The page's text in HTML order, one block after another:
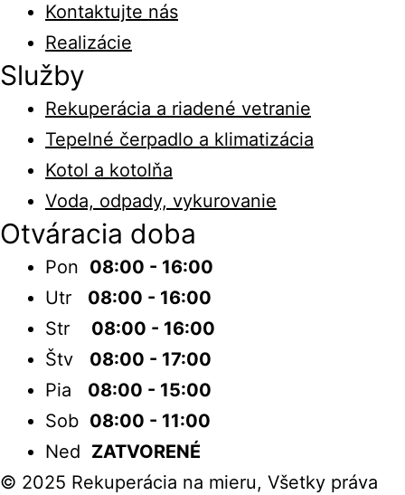
Kontaktujte nás
Realizácie
Služby
Rekuperácia a riadené vetranie
Tepelné čerpadlo a klimatizácia
Kotol a kotolňa
Voda, odpady, vykurovanie
Otváracia doba
Pon 08:00 - 16:00
Utr 08:00 - 16:00
Str 08:00 - 16:00
Štv 08:00 - 17:00
Pia 08:00 - 15:00
Sob 08:00 - 11:00
Ned ZATVORENÉ
© 2025 Rekuperácia na mieru, Všetky práva